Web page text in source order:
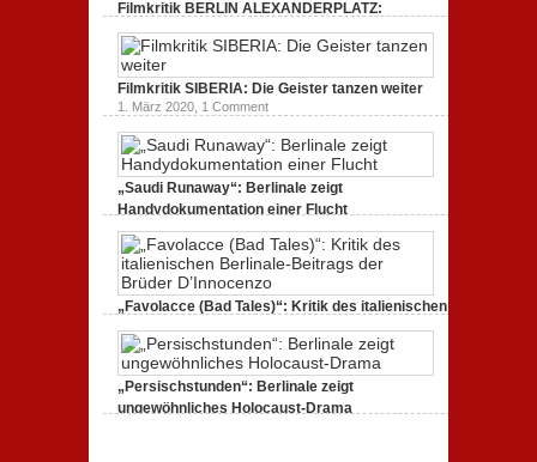
Filmkritik BERLIN ALEXANDERPLATZ:
Neuauflage eines Jahrhundertwerks
1. März 2020,2 Comments
Filmkritik SIBERIA: Die Geister tanzen weiter
1. März 2020, 1 Comment
„Saudi Runaway“: Berlinale zeigt
Handydokumentation einer Flucht
„Favolacce (Bad Tales)“: Kritik des italienischen
Berlinale-Beitrags der Brüder D’Innocenzo
25. Februar 2020,2 Comments
„Persischstunden“: Berlinale zeigt
ungewöhnliches Holocaust-Drama